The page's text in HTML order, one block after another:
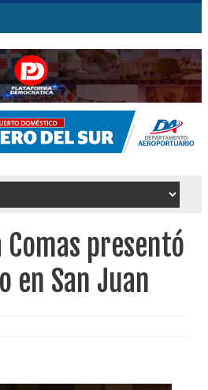
Comas presentó
en San Juan